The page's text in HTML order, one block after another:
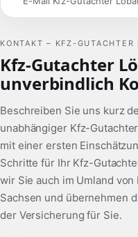
KONTAKT – KFZ-GUTACHTER
Kfz-Gutachter
unverbindlich
Beschreiben Sie uns kurz
unabhängiger Kfz-
mit einer ersten
Schritte für Ihr Kfz-
wir Sie auch im Umland
Sachsen und übernehmen
der Versicherung für Sie.